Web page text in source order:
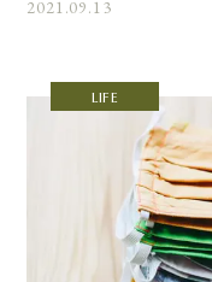
2021.09.13
LIFE